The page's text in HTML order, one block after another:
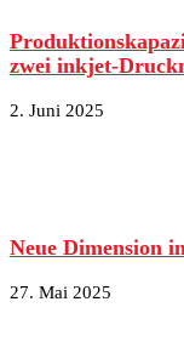
zwei inkjet-
2. Juni 2025
Neue Dimension
27. Mai 2025